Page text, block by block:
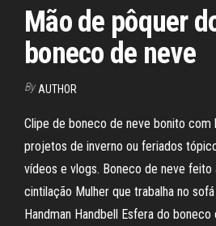
Mão de pôquer
boneco de neve
By AUTHOR
Clipe de boneco de neve bonito com
projetos de inverno ou feriados
vídeos e vlogs. Boneco de neve
cintilação Mulher que trabalha no
Handman Handbell Esfera do